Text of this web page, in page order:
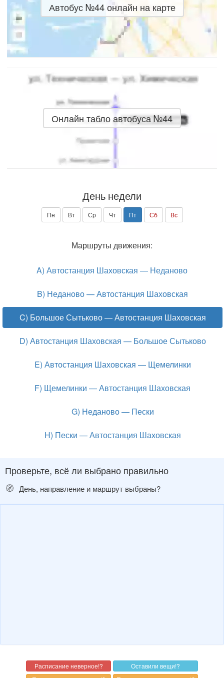
Автобус №44 онлайн на карте
Онлайн табло автобуса №44
День недели
Пн Вт Ср Чт Пт Сб Вс
Маршруты движения:
A) Автостанция Шаховская — Неданово
B) Неданово — Автостанция Шаховская
C) Большое Сытьково — Автостанция Шаховская
D) Автостанция Шаховская — Большое Сытьково
E) Автостанция Шаховская — Щемелинки
F) Щемелинки — Автостанция Шаховская
G) Неданово — Пески
H) Пески — Автостанция Шаховская
Проверьте, всё ли выбрано правильно
🧭 День, направление и маршрут выбраны?